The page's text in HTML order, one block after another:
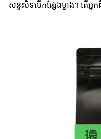
សន្ទះបិទបើកផ្សែងម្ខាង។ តើអ្នកដឹ